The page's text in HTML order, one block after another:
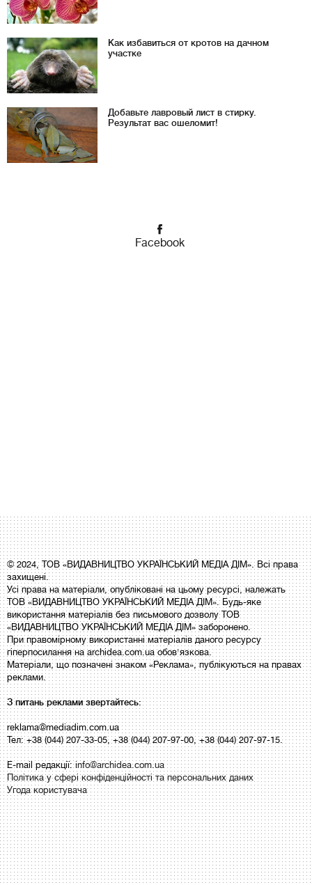
Как избавиться от кротов на дачном
участке
Добавьте лавровый лист в стирку.
Результат вас ошеломит!
Facebook
© 2024, ТОВ «ВИДАВНИЦТВО УКРАЇНСЬКИЙ МЕДІА ДІМ». Всі права
захищені.
Усі права на матеріали, опубліковані на цьому ресурсі, належать
ТОВ «ВИДАВНИЦТВО УКРАЇНСЬКИЙ МЕДІА ДІМ». Будь-яке
використання матеріалів без письмового дозволу ТОВ
«ВИДАВНИЦТВО УКРАЇНСЬКИЙ МЕДІА ДІМ» заборонено.
При правомірному використанні матеріалів даного ресурсу
гіперпосилання на archidea.com.ua обов'язкова.
Матеріали, що позначені знаком «Реклама», публікуються на правах
реклами.
З питань реклами звертайтесь:
reklama@mediadim.com.ua
Тел: +38 (044) 207-33-05, +38 (044) 207-97-00, +38 (044) 207-97-15.
E-mail редакції:info@archidea.com.ua
Політика у сфері конфіденційності та персональних даних
Угода користувача